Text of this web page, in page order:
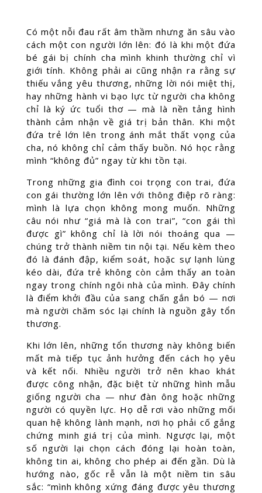
Có một nỗi đau rất âm thầm nhưng ăn sâu vào
cách một con người lớn lên: đó là khi một đứa
bé gái bị chính cha mình khinh thường chỉ vì
giới tính. Không phải ai cũng nhận ra rằng sự
thiếu vắng yêu thương, những lời nói miệt thị,
hay những hành vi bạo lực từ người cha không
chỉ là ký ức tuổi thơ — mà là nền tảng hình
thành cảm nhận về giá trị bản thân. Khi một
đứa trẻ lớn lên trong ánh mắt thất vọng của
cha, nó không chỉ cảm thấy buồn. Nó học rằng
mình “không đủ” ngay từ khi tồn tại.
Trong những gia đình coi trọng con trai, đứa
con gái thường lớn lên với thông điệp rõ ràng:
mình là lựa chọn không mong muốn. Những
câu nói như “giá mà là con trai”, “con gái thì
được gì” không chỉ là lời nói thoáng qua —
chúng trở thành niềm tin nội tại. Nếu kèm theo
đó là đánh đập, kiểm soát, hoặc sự lạnh lùng
kéo dài, đứa trẻ không còn cảm thấy an toàn
ngay trong chính ngôi nhà của mình. Đây chính
là điểm khởi đầu của sang chấn gắn bó — nơi
mà người chăm sóc lại chính là nguồn gây tổn
thương.
Khi lớn lên, những tổn thương này không biến
mất mà tiếp tục ảnh hưởng đến cách họ yêu
và kết nối. Nhiều người trở nên khao khát
được công nhận, đặc biệt từ những hình mẫu
giống người cha — như đàn ông hoặc những
người có quyền lực. Họ dễ rơi vào những mối
quan hệ không lành mạnh, nơi họ phải cố gắng
chứng minh giá trị của mình. Ngược lại, một
số người lại chọn cách đóng lại hoàn toàn,
không tin ai, không cho phép ai đến gần. Dù là
hướng nào, gốc rễ vẫn là một niềm tin sâu
sắc: “mình không xứng đáng được yêu thương